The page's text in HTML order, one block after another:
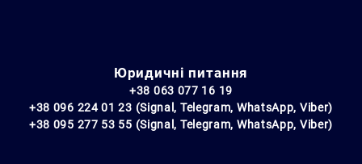
Юридичні питання
+38 063 077 16 19
+38 096 224 01 23 (Signal, Telegram, WhatsApp, Viber)
+38 095 277 53 55 (Signal, Telegram, WhatsApp, Viber)